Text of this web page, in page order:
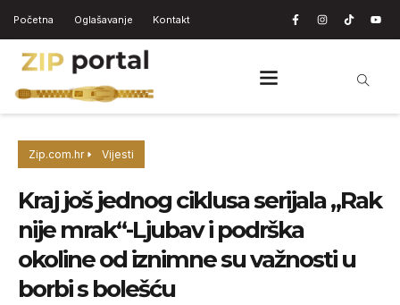
Početna Oglašavanje Kontakt
Zip.com.hr Vijesti
Kraj još jednog ciklusa serijala „Rak
nije mrak“-Ljubav i podrška
okoline od iznimne su važnosti u
borbi s bolešću